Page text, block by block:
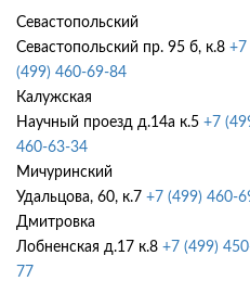
Севастопольский
Севастопольский пр. 95 б, к.8 +7
(499) 460-69-84
Калужская
Научный проезд д.14а к.5 +7
460-63-34
Мичуринский
Удальцова, 60, к.7 +7 (499) 460-
Дмитровка
Лобненская д.17 к.8 +7 (499)
77